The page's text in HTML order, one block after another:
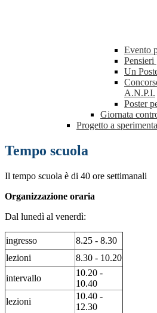
Evento
Pensieri
Un
A.N.P.I.
Poster
Giornata
Progetto a
Tempo scuola
Il tempo scuola è di 40 ore settimanali
Organizzazione oraria
Dal lunedì al venerdì:
ingresso
8.25 - 8.30
lezioni
8.30 - 10.20
intervallo
10.20 -
10.40
lezioni
10.40 -
12.30